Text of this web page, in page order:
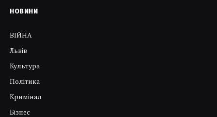
НОВИНИ
ВІЙНА
Львів
Культура
Політика
Кримінал
Бізнес